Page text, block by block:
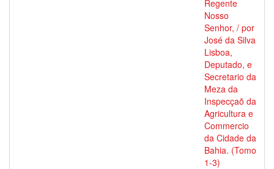
Regente
Nosso
Senhor, / por
José da Silva
Lisboa,
Deputado, e
Secretario da
Meza da
Inspecçaõ da
Agricultura e
Commercio
da Cidade da
Bahia. (Tomo
1-3)